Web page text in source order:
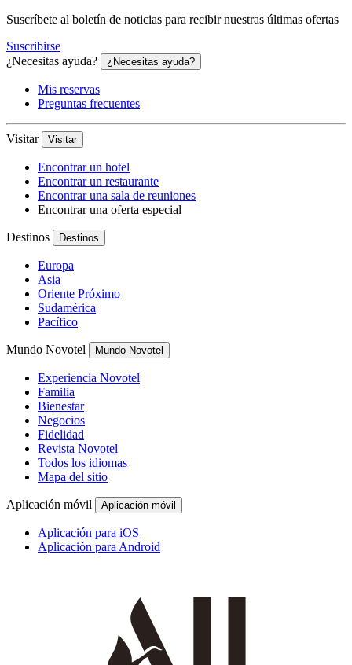
Suscríbete al boletín de noticias para recibir nuestras últimas ofertas
Suscribirse
¿Necesitas ayuda?
¿Necesitas ayuda?
Mis reservas
Preguntas frecuentes
Visitar Visitar
Encontrar un hotel
Encontrar un restaurante
Encontrar una sala de reuniones
Encontrar una oferta especial
Destinos Destinos
Europa
Asia
Oriente Próximo
Sudamérica
Pacífico
Mundo Novotel Mundo Novotel
Experiencia Novotel
Familia
Bienestar
Negocios
Fidelidad
Revista Novotel
Todos los idiomas
Mapa del sitio
Aplicación móvil Aplicación móvil
Aplicación para iOS
Aplicación para Android